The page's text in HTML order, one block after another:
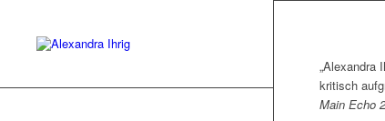
„Alexandra
kritisch
Main Echo